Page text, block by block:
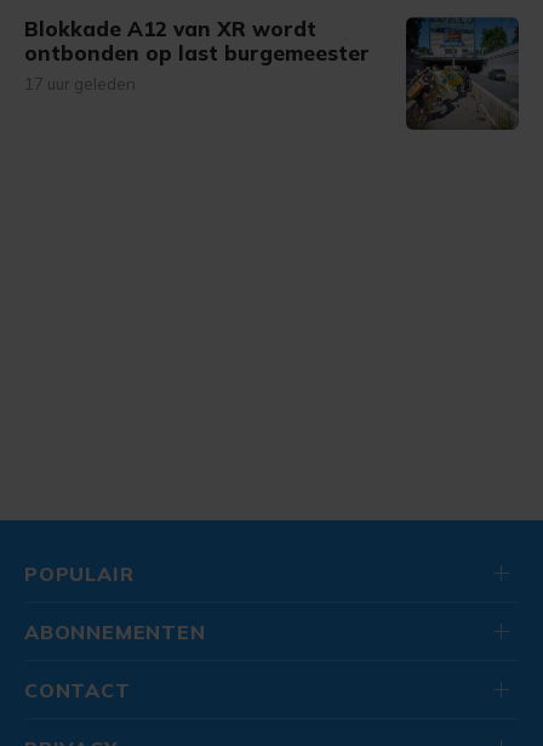
Blokkade A12 van XR wordt
ontbonden op last burgemeester
17 uur geleden
POPULAIR
ABONNEMENTEN
CONTACT